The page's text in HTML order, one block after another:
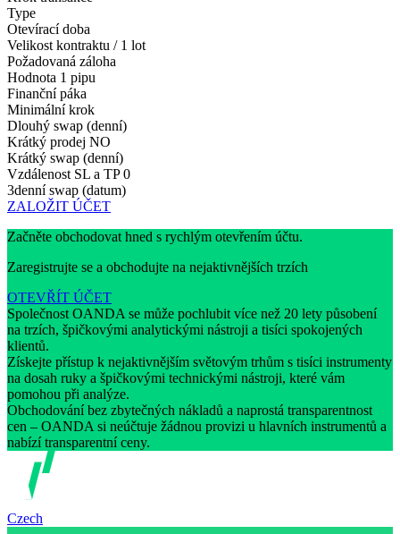
Type
Otevírací doba
Velikost kontraktu / 1 lot
Požadovaná záloha
Hodnota 1 pipu
Finanční páka
Minimální krok
Dlouhý swap (denní)
Krátký prodej NO
Krátký swap (denní)
Vzdálenost SL a TP 0
3denní swap (datum)
ZALOŽIT ÚČET
Začněte obchodovat hned s rychlým otevřením účtu.
Zaregistrujte se a obchodujte na nejaktivnějších trzích
OTEVŘÍT ÚČET
Společnost OANDA se může pochlubit více než 20 lety působení
na trzích, špičkovými analytickými nástroji a tisíci spokojených
klientů.
Získejte přístup k nejaktivnějším světovým trhům s tisíci instrumenty
na dosah ruky a špičkovými technickými nástroji, které vám
pomohou při analýze.
Obchodování bez zbytečných nákladů a naprostá transparentnost
cen – OANDA si neúčtuje žádnou provizi u hlavních instrumentů a
nabízí transparentní ceny.
Czech